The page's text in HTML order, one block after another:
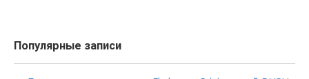
Популярные записи